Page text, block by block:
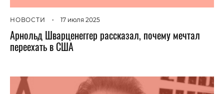
НОВОСТИ • 17 июля 2025
Арнольд Шварценеггер рассказал, почему мечтал
переехать в США